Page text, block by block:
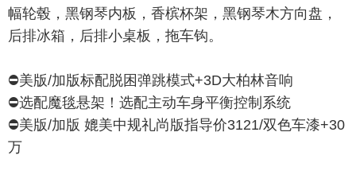
幅轮毂，黑钢琴内板，香槟杯架，黑钢琴木方向盘，
后排冰箱，后排小桌板，拖车钩。
⛔️美版/加版标配脱困弹跳模式+3D大柏林音响
⛔️选配魔毯悬架！选配主动车身平衡控制系统
⛔️美版/加版 媲美中规礼尚版指导价3121/双色车漆+30
万